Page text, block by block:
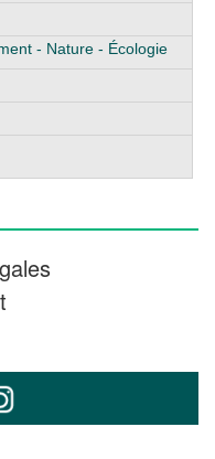
- Nature - Écologie